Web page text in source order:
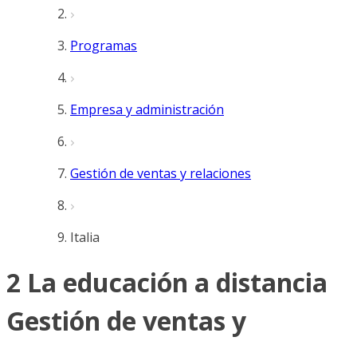
Programas
Empresa y administración
Gestión de ventas y relaciones
Italia
2 La educación a distancia
Gestión de ventas y